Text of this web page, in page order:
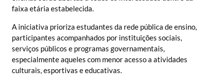
faixa etária estabelecida.
A iniciativa prioriza estudantes da rede pública de ensino,
participantes acompanhados por instituições sociais,
serviços públicos e programas governamentais,
especialmente aqueles com menor acesso a atividades
culturais, esportivas e educativas.